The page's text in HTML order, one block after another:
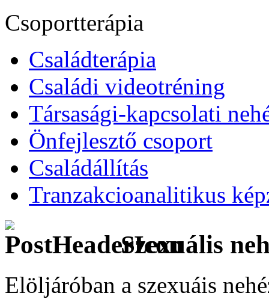
Csoportterápia
Családterápia
Családi videotréning
Társasági-kapcsolati
Önfejlesztő csoport
Családállítás
Tranzakcioanalitikus
Szexuális
Elöljáróban a szexuáis